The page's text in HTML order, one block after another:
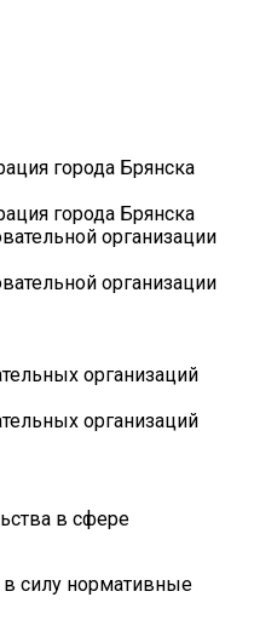
города Брянска
города Брянска
организации
организации
организаций
организаций
в сфере
силу нормативные